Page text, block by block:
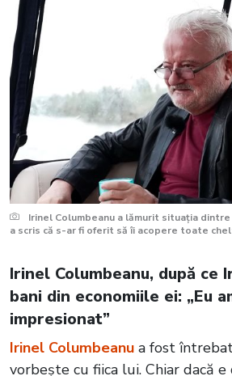
Irinel Columbeanu a lămurit situația dintre
a scris că s-ar fi oferit să îi acopere toate
Irinel Columbeanu, după ce
bani din economiile ei: „Eu
impresionat”
Irinel Columbeanu a fost
vorbește cu fiica lui. Chiar dacă